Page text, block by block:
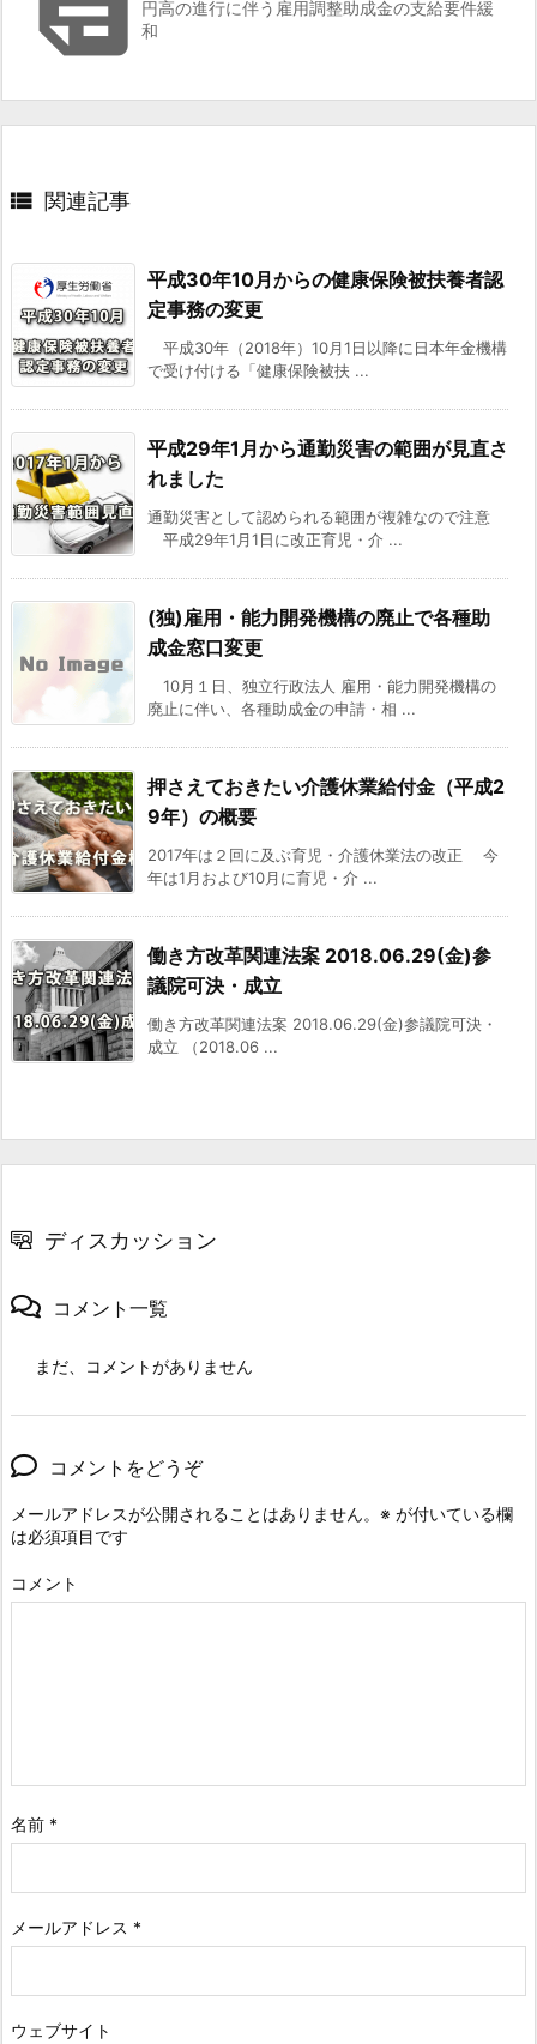
円高の進行に伴う雇用調整助成金の支給要件緩
和
 関連記事
平成30年10月からの健康保険被扶養者認
定事務の変更
平成30年（2018年）10月1日以降に日本年金機構
で受け付ける「健康保険被扶 ...
平成29年1月から通勤災害の範囲が見直さ
れました
通勤災害として認められる範囲が複雑なので注意
平成29年1月1日に改正育児・介 ...
(独)雇用・能力開発機構の廃止で各種助
成金窓口変更
10月１日、独立行政法人 雇用・能力開発機構の
廃止に伴い、各種助成金の申請・相 ...
押さえておきたい介護休業給付金（平成2
9年）の概要
2017年は２回に及ぶ育児・介護休業法の改正 今
年は1月および10月に育児・介 ...
働き方改革関連法案 2018.06.29(金)参
議院可決・成立
働き方改革関連法案 2018.06.29(金)参議院可決・
成立 （2018.06 ...
ディスカッション
コメント一覧
まだ、コメントがありません
コメントをどうぞ
メールアドレスが公開されることはありません。 ※ が付いている欄
は必須項目です
コメント
名前 *
メールアドレス *
ウェブサイト